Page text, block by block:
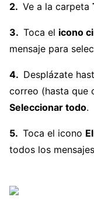
Ve a la carpeta
Toca el icono
mensaje para
Desplázate
correo (hasta que
Seleccionar todo.
Toca el icono
todos los